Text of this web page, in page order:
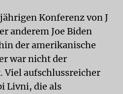
Konferenz von J
anderem Joe Biden
der amerikanische
war nicht der
Viel aufschlussreicher
Livni, die als